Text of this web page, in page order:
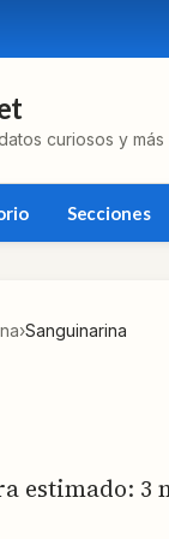
curiosos y más
Secciones
›Sanguinarina
estimado: 3